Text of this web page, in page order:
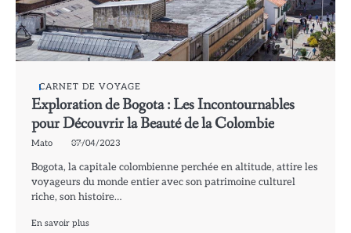
CARNET DE VOYAGE
Exploration de Bogota : Les Incontournables
pour Découvrir la Beauté de la Colombie
Mato 07/04/2023
Bogota, la capitale colombienne perchée en altitude, attire les
voyageurs du monde entier avec son patrimoine culturel
riche, son histoire…
En savoir plus